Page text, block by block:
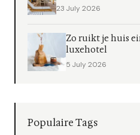
23 July 2026
Zo ruikt je huis
luxehotel
5 July 2026
Populaire Tags